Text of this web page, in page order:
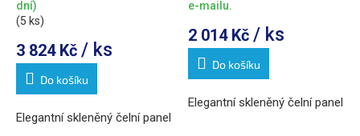
dní)
(5 ks)
3 824 Kč / ks
Do košíku
Elegantní skleněný čelní panel
e-mailu.
2 014 Kč / ks
Do košíku
Elegantní skleněný čelní panel